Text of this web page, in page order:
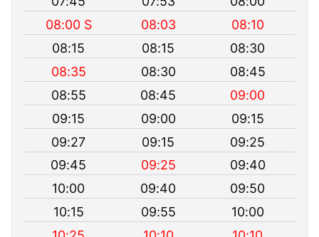
08:00 S
08:03
08:10
08:15
08:15
08:30
08:35
08:30
08:45
08:55
08:45
09:00
09:15
09:00
09:15
09:27
09:15
09:25
09:45
09:25
09:40
10:00
09:40
09:50
10:15
09:55
10:00